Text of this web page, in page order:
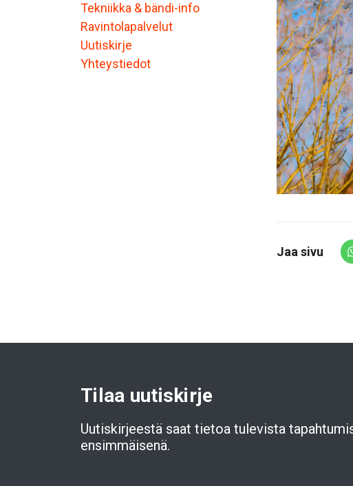
Tekniikka & bändi-info
Ravintolapalvelut
Uutiskirje
Yhteystiedot
Jaa sivu
Tilaa uutiskirje
Uutiskirjeestä saat tietoa tulevista
ensimmäisenä.